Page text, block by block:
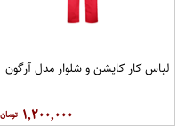
لباس کار کاپشن و شلوار مدل آرگون
۱,۲۰۰,۰۰۰